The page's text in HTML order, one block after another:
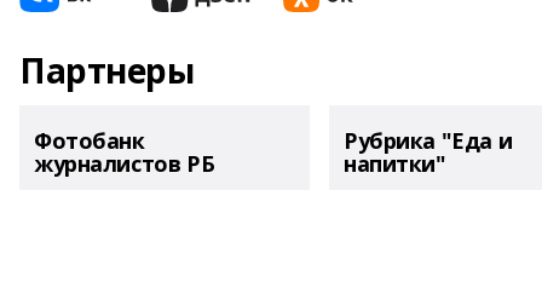
Партнеры
Фотобанк
журналистов РБ
Рубрика "Еда и
напитки"